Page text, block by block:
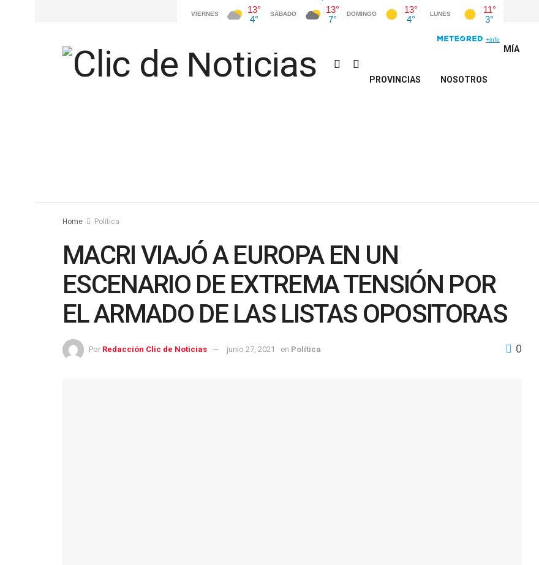
ECONOMÍA
PROVINCIAS NOSOTROS
Home Política
MACRI VIAJÓ A EUROPA EN UN
ESCENARIO DE EXTREMA TENSIÓN POR
EL ARMADO DE LAS LISTAS OPOSITORAS
Por Redacción Clic de Noticias junio 27, 2021 en Política 0